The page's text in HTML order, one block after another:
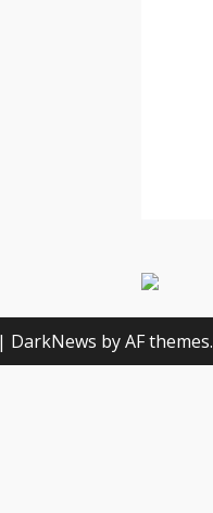
| DarkNews by AF themes.